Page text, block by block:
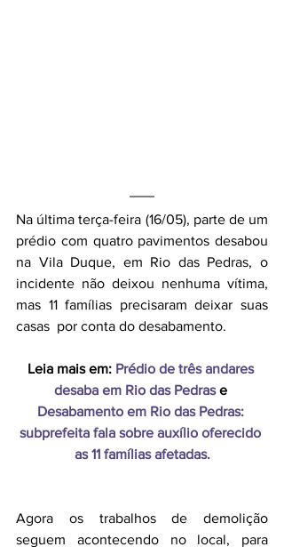
Na última terça-feira (16/05), parte de um
prédio com quatro pavimentos desabou
na Vila Duque, em Rio das Pedras, o
incidente não deixou nenhuma vítima,
mas 11 famílias precisaram deixar suas
casas  por conta do desabamento.
Leia mais em: Prédio de três andares
desaba em Rio das Pedras e
Desabamento em Rio das Pedras:
subprefeita fala sobre auxílio oferecido
as 11 famílias afetadas.
Agora os trabalhos de demolição
seguem acontecendo no local, para